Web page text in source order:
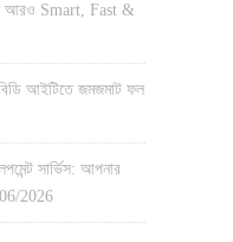
আরও Smart, Fast &
আইটিতে জমজমাট ফল
সার্ভিস: আপনার
2026